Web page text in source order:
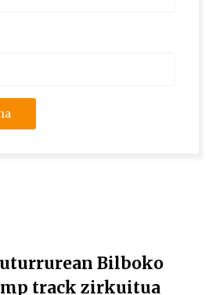
Bilboko
track zirkuitua